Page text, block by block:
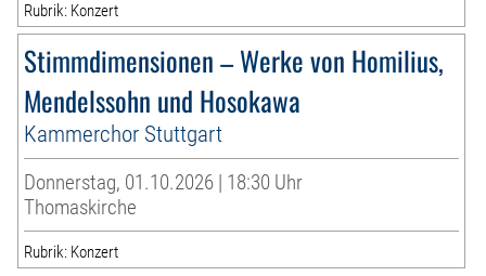
Rubrik: Konzert
Stimmdimensionen – Werke von Homilius,
Mendelssohn und Hosokawa
Kammerchor Stuttgart
Donnerstag, 01.10.2026 | 18:30 Uhr
Thomaskirche
Rubrik: Konzert